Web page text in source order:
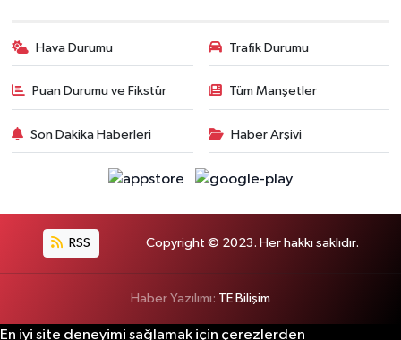
Hava Durumu Trafik Durumu
Puan Durumu ve Fikstür Tüm Manşetler
Son Dakika Haberleri Haber Arşivi
RSS Copyright © 2023. Her hakkı saklıdır.
Haber Yazılımı: TE Bilişim
En iyi site deneyimi sağlamak için çerezlerden